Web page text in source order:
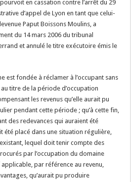
en cassation contre l’arrêt du 29
d’appel de Lyon en tant que celui-
Paput Boissons Moulins, a
du 14 mars 2006 du tribunal
et annulé le titre exécutoire émis le
est fondée à réclamer à l’occupant sans
titre de la période d’occupation
les revenus qu’elle aurait pu
pendant cette période ; qu’à cette fin,
des redevances qui auraient été
été placé dans une situation régulière,
lequel doit tenir compte des
par l’occupation du domaine
par référence au revenu,
qu’aurait pu produire